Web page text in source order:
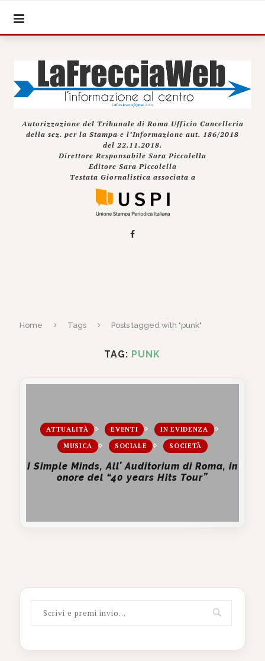
Autorizzazione del Tribunale di Roma Ufficio Cancelleria
della sez. per la Stampa e l’Informazione aut. 186/2018
del 22.11.2018.
Direttore Responsabile Sara Piccolella
Editore Sara Piccolella
Testata Giornalistica associata a
Home Tags Posts tagged with "punk"
TAG: PUNK
ATTUALITÀ EVENTI
IN EVIDENZA
MUSICA
SOCIALE SOCIETÀ
I Simple Minds, All’ Auditorium di Roma, in
onore del “40 years Hits Tour”